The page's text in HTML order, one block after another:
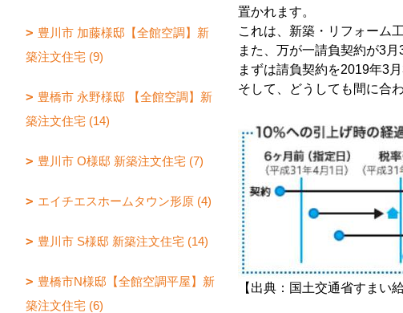
置かれます。
これは、新築・リフォーム
また、万が一請負契約が3
まずは請負契約を2019年3
そして、どうしても間に合
【出典：国土交通省すまい
豊川市 加藤様邸【全館空調】新
築注文住宅 (9)
豊橋市 永野様邸 【全館空調】新
築注文住宅 (14)
豊川市 O様邸 新築注文住宅 (7)
エイチエスホームタウン形原 (4)
豊川市 S様邸 新築注文住宅 (14)
豊橋市N様邸【全館空調平屋】新
築注文住宅 (6)